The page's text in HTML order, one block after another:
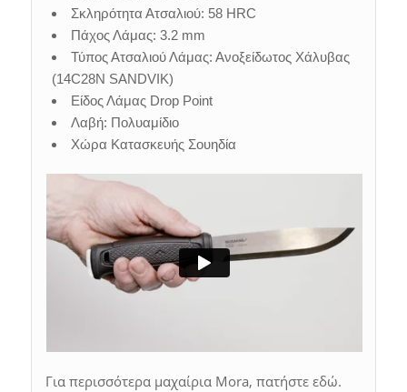
Σκληρότητα Ατσαλιού: 58 HRC
Πάχος Λάμας: 3.2 mm
Τύπος Ατσαλιού Λάμας: Ανοξείδωτος Χάλυβας
(14C28N SANDVIK)
Είδος Λάμας Drop Point
Λαβή: Πολυαμίδιο
Χώρα Κατασκευής Σουηδία
Για περισσότερα μαχαίρια Mora, πατήστε εδώ.